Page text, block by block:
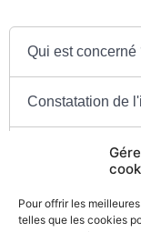
Pour offrir les
telles que les cookies
Qui est concerné
Constatation de